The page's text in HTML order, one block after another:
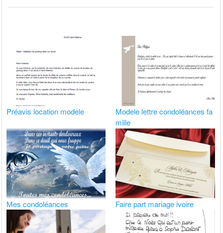
Préavis location modele
Modele lettre condoléances fa
mille
Mes condoléances Faire part mariage ivoire